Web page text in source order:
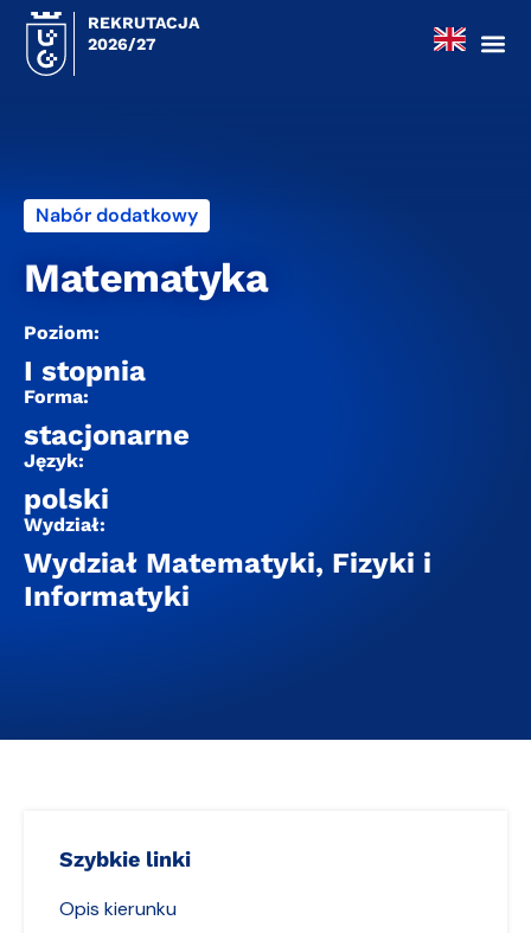
REKRUTACJA
2026/27
Nabór dodatkowy
Matematyka
Poziom:
I stopnia
Forma:
stacjonarne
Język:
polski
Wydział:
Wydział Matematyki, Fizyki i
Informatyki
Szybkie linki
Opis kierunku